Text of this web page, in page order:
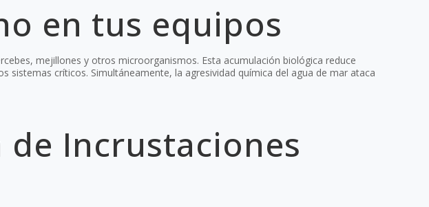
en tus equipos
mejillones y otros microorganismos. Esta acumulación biológica reduce
críticos. Simultáneamente, la agresividad química del agua de mar ataca
de Incrustaciones